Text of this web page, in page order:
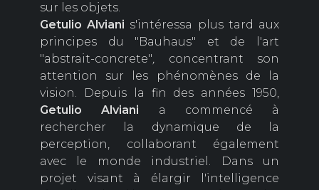
sur les objets.
Getulio Alviani s'intéressa plus tard aux
principes du "Bauhaus" et de l'art
"abstrait-concrete", concentrant son
attention sur les phénomènes de la
vision. Depuis la fin des années 1950,
Getulio
Alviani a commencé à
rechercher la dynamique de la
perception, collaborant également
avec le monde industriel. Dans un
projet visant à élargir l'intelligence